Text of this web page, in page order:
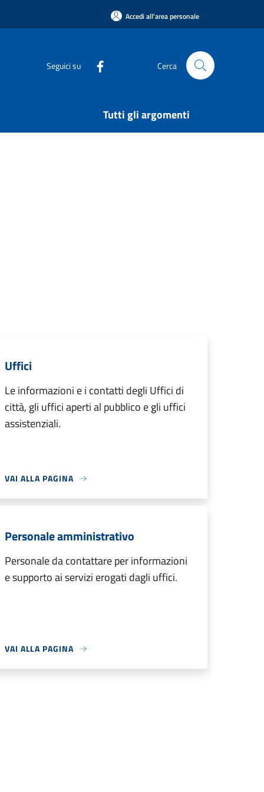
Accedi all'area personale
Seguici su Cerca
Tutti gli argomenti
Uffici
Le informazioni e i contatti degli Uffici di
città, gli uffici aperti al pubblico e gli uffici
assistenziali.
VAI ALLA PAGINA
Personale amministrativo
Personale da contattare per informazioni
e supporto ai servizi erogati dagli uffici.
VAI ALLA PAGINA